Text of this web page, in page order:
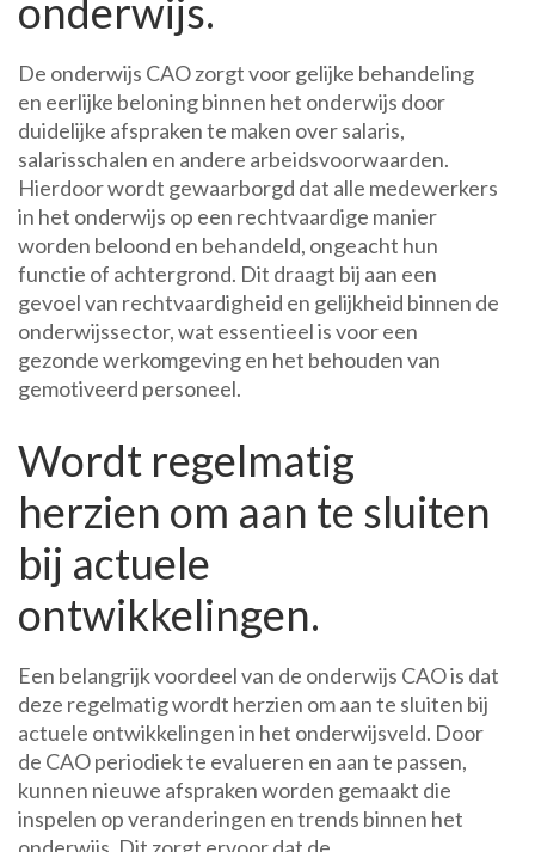
onderwijs.
De onderwijs CAO zorgt voor gelijke behandeling
en eerlijke beloning binnen het onderwijs door
duidelijke afspraken te maken over salaris,
salarisschalen en andere arbeidsvoorwaarden.
Hierdoor wordt gewaarborgd dat alle medewerkers
in het onderwijs op een rechtvaardige manier
worden beloond en behandeld, ongeacht hun
functie of achtergrond. Dit draagt bij aan een
gevoel van rechtvaardigheid en gelijkheid binnen de
onderwijssector, wat essentieel is voor een
gezonde werkomgeving en het behouden van
gemotiveerd personeel.
Wordt regelmatig
herzien om aan te sluiten
bij actuele
ontwikkelingen.
Een belangrijk voordeel van de onderwijs CAO is dat
deze regelmatig wordt herzien om aan te sluiten bij
actuele ontwikkelingen in het onderwijsveld. Door
de CAO periodiek te evalueren en aan te passen,
kunnen nieuwe afspraken worden gemaakt die
inspelen op veranderingen en trends binnen het